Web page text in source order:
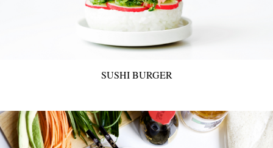
SUSHI BURGER